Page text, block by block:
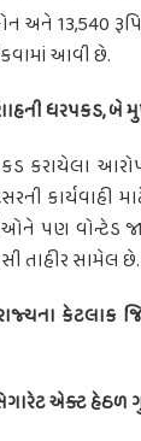
અને 13,540
આવી છે.
ધરપકડ, બે
કરાયેલા
કાર્યવાહી
પણ વોન્ટેડ
તાહીર
કેટલાક
એક્ટ હેઠળ